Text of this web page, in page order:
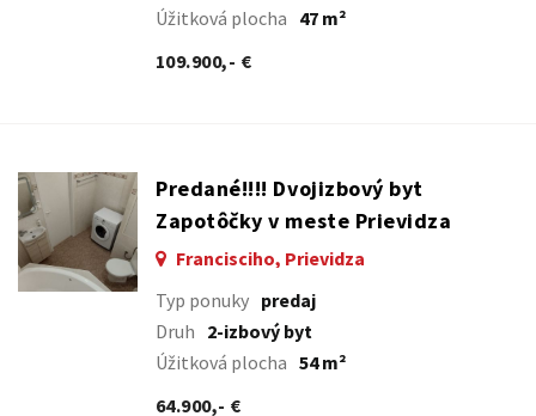
Úžitková plocha 47 m²
109.900,- €
Predané!!!! Dvojizbový byt
Zapotôčky v meste Prievidza
Francisciho, Prievidza
Typ ponuky predaj
Druh 2-izbový byt
Úžitková plocha 54 m²
64.900,- €